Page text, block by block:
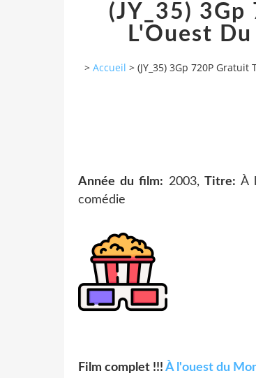
(JY_35)
L'Ouest
> Accueil > (JY_35) 3Gp 720P
Année du film: 2003,Titre: À
comédie
Film complet !!! À l'ouest du